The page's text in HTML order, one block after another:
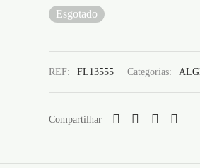
Esgotado
REF: FL13555 Categorias:
Compartilhar